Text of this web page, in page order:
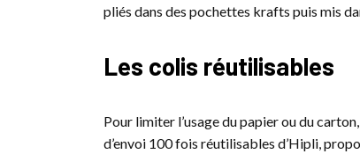
pliés dans des pochettes krafts puis mis
Les colis réutilisables
Pour limiter l’usage du papier ou du
d’envoi 100 fois réutilisables d’Hipli,